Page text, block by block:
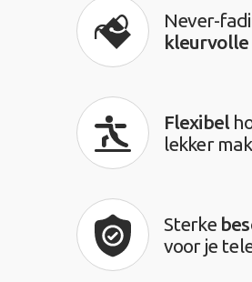
Never-
Flexibel
lekker
Sterke
voor je